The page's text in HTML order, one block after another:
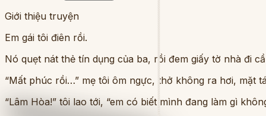
Giới thiệu truyện
Em gái tôi điên rồi.
Nó quẹt nát thẻ tín dụng của ba, rồi đem giấy tờ nhà đi
“Mất phúc rồi…” mẹ tôi ôm ngực, thở không ra hơi, mặt
“Lâm Hòa!” tôi lao tới, “em có biết mình đang làm gì